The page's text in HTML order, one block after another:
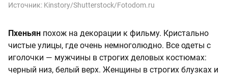
Источник: Kinstory/Shutterstock/Fotodom.ru
Пхеньян похож на декорации к фильму. Кристально
чистые улицы, где очень немноголюдно. Все одеты с
иголочки — мужчины в строгих деловых костюмах:
черный низ, белый верх. Женщины в строгих блузках и